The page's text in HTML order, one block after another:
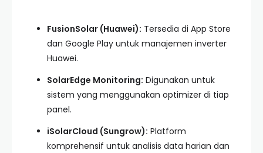
FusionSolar (Huawei): Tersedia di App Store
dan Google Play untuk manajemen inverter
Huawei.
SolarEdge Monitoring: Digunakan untuk
sistem yang menggunakan optimizer di tiap
panel.
iSolarCloud (Sungrow): Platform
komprehensif untuk analisis data harian dan